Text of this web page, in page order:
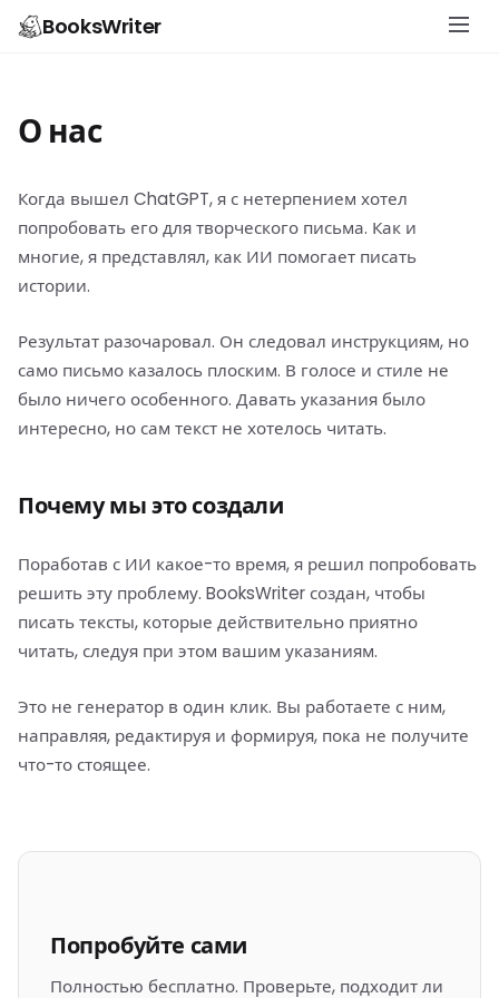
BooksWriter
О нас
Когда вышел ChatGPT, я с нетерпением хотел
попробовать его для творческого письма. Как и
многие, я представлял, как ИИ помогает писать
истории.
Результат разочаровал. Он следовал инструкциям, но
само письмо казалось плоским. В голосе и стиле не
было ничего особенного. Давать указания было
интересно, но сам текст не хотелось читать.
Почему мы это создали
Поработав с ИИ какое-то время, я решил попробовать
решить эту проблему. BooksWriter создан, чтобы
писать тексты, которые действительно приятно
читать, следуя при этом вашим указаниям.
Это не генератор в один клик. Вы работаете с ним,
направляя, редактируя и формируя, пока не получите
что-то стоящее.
Попробуйте сами
Полностью бесплатно. Проверьте, подходит ли